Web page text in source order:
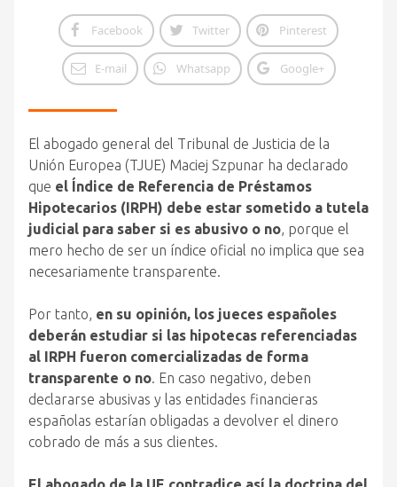
Facebook Twitter Pinterest
E-mail Whatsapp Google+
El abogado general del Tribunal de Justicia de la
Unión Europea (TJUE) Maciej Szpunar ha declarado
que el Índice de Referencia de Préstamos
Hipotecarios (IRPH) debe estar sometido a tutela
judicial para saber si es abusivo o no, porque el
mero hecho de ser un índice oficial no implica que sea
necesariamente transparente.
Por tanto, en su opinión, los jueces españoles
deberán estudiar si las hipotecas referenciadas
al IRPH fueron comercializadas de forma
transparente o no. En caso negativo, deben
declararse abusivas y las entidades financieras
españolas estarían obligadas a devolver el dinero
cobrado de más a sus clientes.